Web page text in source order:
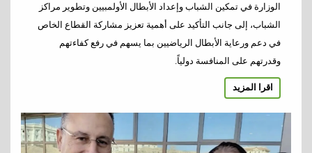
الوزارة في تمكين الشباب وإعداد الأبطال الأولمبيين وتطوير مراكز
الشباب، إلى جانب التأكيد على أهمية تعزيز مشاركة القطاع الخاص
في دعم ورعاية الأبطال الرياضيين بما يسهم في رفع كفاءتهم
وقدرتهم على المنافسة دولياً.
اقرا المزيد